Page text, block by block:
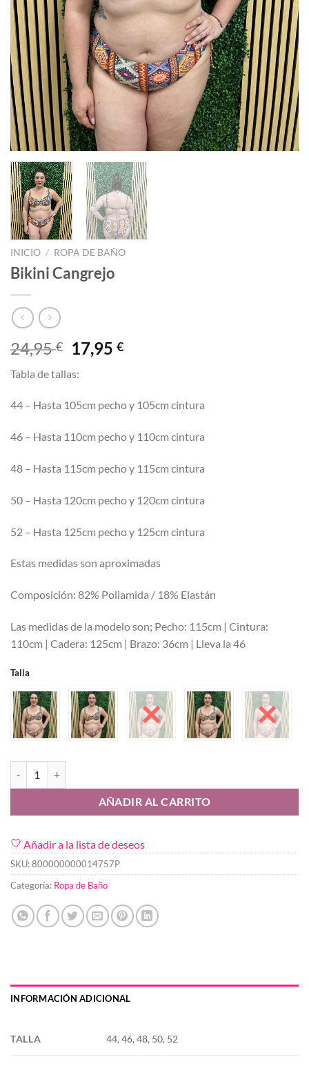
INICIO / ROPA DE BAÑO
Bikini Cangrejo
24,95€
El
precio
original
era:
24,95 €.
17,95€El
es:
17,95 €.
Tabla de tallas:
44 – Hasta 105cm pecho y 105cm cintura
46 – Hasta 110cm pecho y 110cm cintura
48 – Hasta 115cm pecho y 115cm cintura
50 – Hasta 120cm pecho y 120cm cintura
52 – Hasta 125cm pecho y 125cm cintura
Estas medidas son aproximadas
Composición: 82% Poliamida / 18% Elastán
Las medidas de la modelo son; Pecho: 115cm | Cintura:
110cm | Cadera: 125cm | Brazo: 36cm | Lleva la 46
Talla
AÑADIR AL CARRITO
Añadir a la lista de deseos
SKU:800000000014757P
Categoría: Ropa de Baño
INFORMACIÓN ADICIONAL
TALLA 44, 46, 48, 50, 52